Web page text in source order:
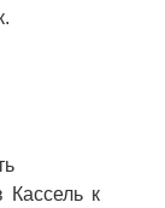
Кассель к